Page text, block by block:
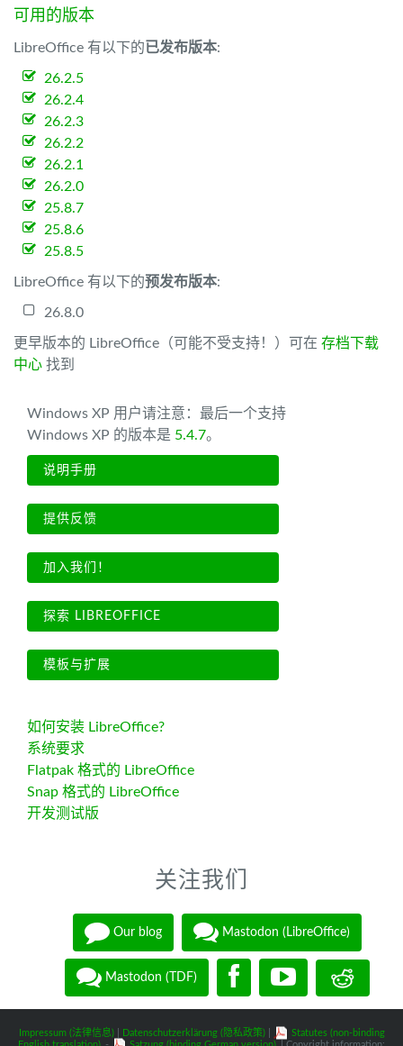
可用的版本
LibreOffice 有以下的已发布版本:
26.2.5
26.2.4
26.2.3
26.2.2
26.2.1
26.2.0
25.8.7
25.8.6
25.8.5
LibreOffice 有以下的预发布版本:
26.8.0
更早版本的 LibreOffice（可能不受支持！）可在 存档下载
中心 找到
Windows XP 用户请注意：最后一个支持
Windows XP 的版本是 5.4.7。
说明手册
提供反馈
加入我们！
探索 LIBREOFFICE
模板与扩展
如何安装 LibreOffice?
系统要求
Flatpak 格式的 LibreOffice
Snap 格式的 LibreOffice
开发测试版
关注我们
Our blog Mastodon (LibreOffice)
Mastodon (TDF)
Impressum (法律信息)| Datenschutzerklärung (隐私政策)|
Statutes (non-binding